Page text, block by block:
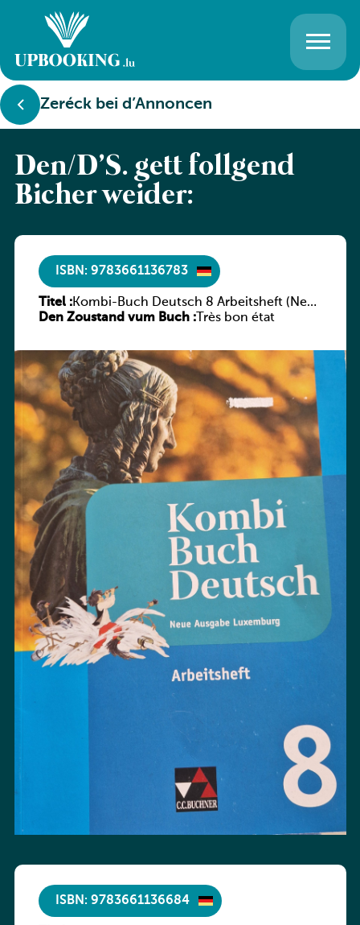
Zeréck bei d’Annoncen
Den/D’S. gëtt follgend
Bicher weider:
ISBN: 9783661136783
Titel :Kombi-Buch Deutsch 8 Arbeitsheft (Neue
Ausgabe Luxemburg)
Den Zoustand vum Buch :Très bon état
ISBN: 9783661136684